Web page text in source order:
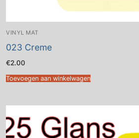
VINYL MAT
023 Creme
€2.00
Toevoegen aan winkelwagen